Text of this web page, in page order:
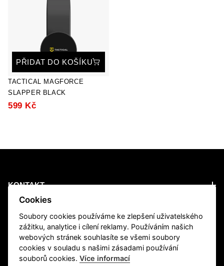
PŘIDAT DO KOŠÍKU
TACTICAL MAGFORCE
SLAPPER BLACK
599 Kč
KONTAKT
PRODUCTS
INFORMATION
Cookies
Soubory cookies používáme ke zlepšení uživatelského
zážitku, analytice i cílení reklamy. Používáním našich
webových stránek souhlasíte se všemi soubory
cookies v souladu s našimi zásadami používání
souborů cookies.Více informací